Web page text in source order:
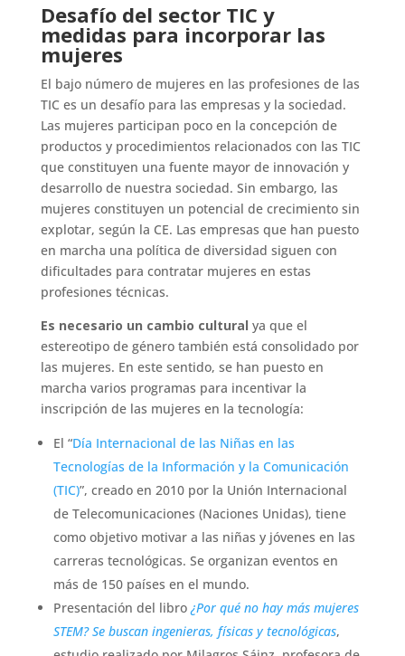
Desafío del sector TIC y
medidas para incorporar las
mujeres
El bajo número de mujeres en las profesiones de las
TIC es un desafío para las empresas y la sociedad.
Las mujeres participan poco en la concepción de
productos y procedimientos relacionados con las TIC
que constituyen una fuente mayor de innovación y
desarrollo de nuestra sociedad. Sin embargo, las
mujeres constituyen un potencial de crecimiento sin
explotar, según la CE. Las empresas que han puesto
en marcha una política de diversidad siguen con
dificultades para contratar mujeres en estas
profesiones técnicas.
Es necesario un cambio cultural ya que el
estereotipo de género también está consolidado por
las mujeres. En este sentido, se han puesto en
marcha varios programas para incentivar la
inscripción de las mujeres en la tecnología:
El “Día Internacional de las Niñas en las
Tecnologías de la Información y la Comunicación
(TIC)”, creado en 2010 por la Unión Internacional
de Telecomunicaciones (Naciones Unidas), tiene
como objetivo motivar a las niñas y jóvenes en las
carreras tecnológicas. Se organizan eventos en
más de 150 países en el mundo.
Presentación del libro ¿Por qué no hay más mujeres
STEM? Se buscan ingenieras, físicas y tecnológicas,